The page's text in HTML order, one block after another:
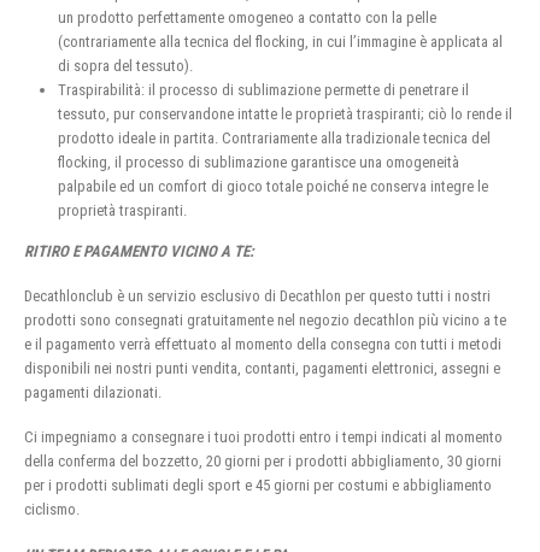
un prodotto perfettamente omogeneo a contatto con la pelle
(contrariamente alla tecnica del flocking, in cui l’immagine è applicata al
di sopra del tessuto).
Traspirabilità: il processo di sublimazione permette di penetrare il
tessuto, pur conservandone intatte le proprietà traspiranti; ciò lo rende il
prodotto ideale in partita. Contrariamente alla tradizionale tecnica del
flocking, il processo di sublimazione garantisce una omogeneità
palpabile ed un comfort di gioco totale poiché ne conserva integre le
proprietà traspiranti.
RITIRO E PAGAMENTO VICINO A TE:
Decathlonclub è un servizio esclusivo di Decathlon per questo tutti i nostri
prodotti sono consegnati gratuitamente nel negozio decathlon più vicino a te
e il pagamento verrà effettuato al momento della consegna con tutti i metodi
disponibili nei nostri punti vendita, contanti, pagamenti elettronici, assegni e
pagamenti dilazionati.
Ci impegniamo a consegnare i tuoi prodotti entro i tempi indicati al momento
della conferma del bozzetto, 20 giorni per i prodotti abbigliamento, 30 giorni
per i prodotti sublimati degli sport e 45 giorni per costumi e abbigliamento
ciclismo.